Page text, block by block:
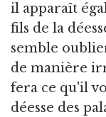
il apparaît
fils de la
semble
de manière
fera ce qu'il
déesse des